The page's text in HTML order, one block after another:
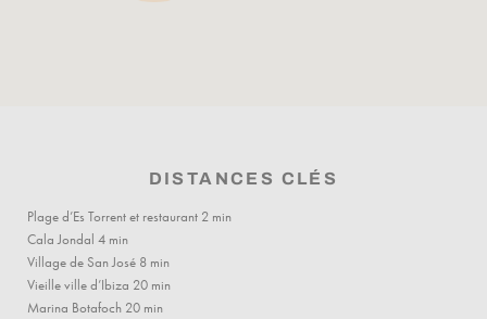
DISTANCES CLÉS
Plage d’Es Torrent et restaurant 2 min
Cala Jondal 4 min
Village de San José 8 min
Vieille ville d’Ibiza 20 min
Marina Botafoch 20 min